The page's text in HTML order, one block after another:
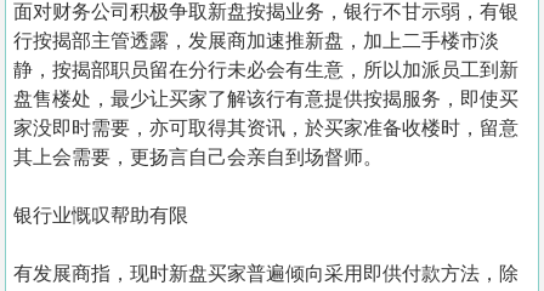
面对财务公司积极争取新盘按揭业务，银行不甘示弱，有银
行按揭部主管透露，发展商加速推新盘，加上二手楼市淡
静，按揭部职员留在分行未必会有生意，所以加派员工到新
盘售楼处，最少让买家了解该行有意提供按揭服务，即使买
家没即时需要，亦可取得其资讯，於买家准备收楼时，留意
其上会需要，更扬言自己会亲自到场督师。
银行业慨叹帮助有限
有发展商指，现时新盘买家普遍倾向采用即供付款方法，除